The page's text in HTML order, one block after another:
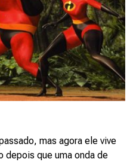
mas agora ele vive
depois que uma onda de